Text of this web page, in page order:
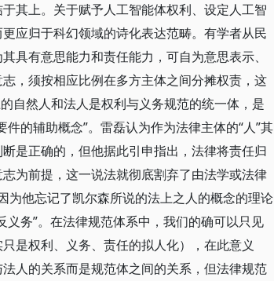
其上。关于赋予人工智能体权利、设定人工智
应归于科幻领域的诗化表达范畴。有学者从民
具有意思能力和责任能力，可自为意思表示、
，须按相应比例在多方主体之间分摊权责，这
自然人和法人是权利与义务规范的统一体，是
的辅助概念”。雷磊认为作为法律主体的“人”其
是正确的，但他据此引申指出，法律将责任归
为前提，这一说法就彻底割弃了由法学或法律
为他忘记了凯尔森所说的法上之人的概念的理论
务”。在法律规范体系中，我们的确可以只见
是权利、义务、责任的拟人化），在此意义
人的关系而是规范体之间的关系，但法律规范